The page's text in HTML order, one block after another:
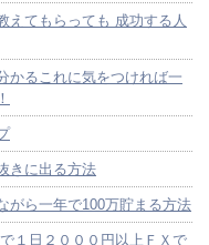
えてもらっても 成功する人
かるこれに気をつければ一
きに出る方法
がら一年で100万貯まる方法
１日２０００円以上ＦＸで